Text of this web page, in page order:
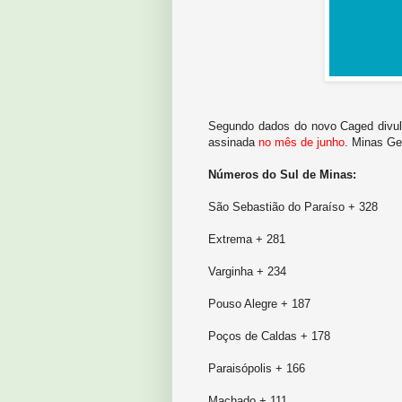
Segundo dados do novo Caged
assinada no mês de junho . Minas
Números do Sul de Minas:
São Sebastião do Paraíso + 328
Extrema + 281
Varginha + 234
Pouso Alegre + 187
Poços de Caldas + 178
Paraisópolis + 166